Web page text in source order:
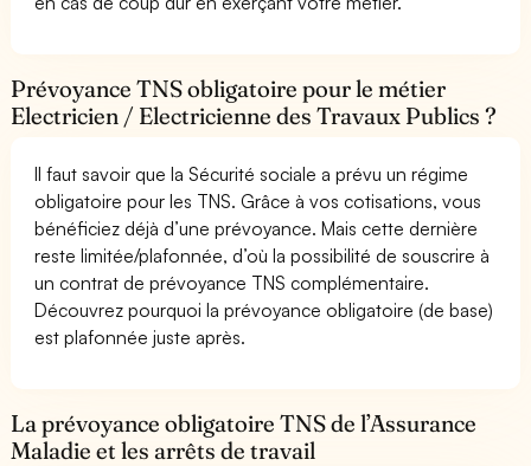
Prévoyance TNS obligatoire pour le métier
Electricien / Electricienne des Travaux Publics ?
Il faut savoir que la Sécurité sociale a prévu un régime
obligatoire pour les TNS. Grâce à vos cotisations, vous
bénéficiez déjà d’une prévoyance. Mais cette dernière
reste limitée/plafonnée, d’où la possibilité de souscrire à
un contrat de prévoyance TNS complémentaire.
Découvrez pourquoi la prévoyance obligatoire (de base)
est plafonnée juste après.
La prévoyance obligatoire TNS de l’Assurance
Maladie et les arrêts de travail